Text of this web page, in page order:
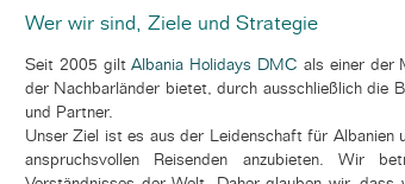
Wer wir sind, Ziele und Strategie
Seit 2005 giltAlbania Holidays DMC als einer der
der Nachbarländer bietet, durch ausschließlich die
und Partner.
Unser Ziel ist es aus der Leidenschaft für Albanien
anspruchsvollen Reisenden anzubieten. Wir